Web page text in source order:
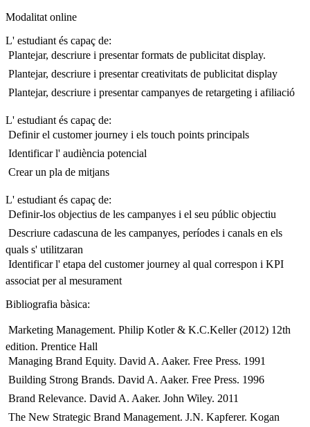
Modalitat online
L' estudiant és capaç de:
 Plantejar, descriure i presentar formats de publicitat display.
 Plantejar, descriure i presentar creativitats de publicitat display
 Plantejar, descriure i presentar campanyes de retargeting i afiliació
L' estudiant és capaç de:
 Definir el customer journey i els touch points principals
 Identificar l' audiència potencial
 Crear un pla de mitjans
L' estudiant és capaç de:
 Definir-los objectius de les campanyes i el seu públic objectiu
 Descriure cadascuna de les campanyes, períodes i canals en els
quals s' utilitzaran
 Identificar l' etapa del customer journey al qual correspon i KPI
associat per al mesurament
Bibliografia bàsica:
 Marketing Management. Philip Kotler & K.C.Keller (2012) 12th
edition. Prentice Hall
 Managing Brand Equity. David A. Aaker. Free Press. 1991
 Building Strong Brands. David A. Aaker. Free Press. 1996
 Brand Relevance. David A. Aaker. John Wiley. 2011
 The New Strategic Brand Management. J.N. Kapferer. Kogan